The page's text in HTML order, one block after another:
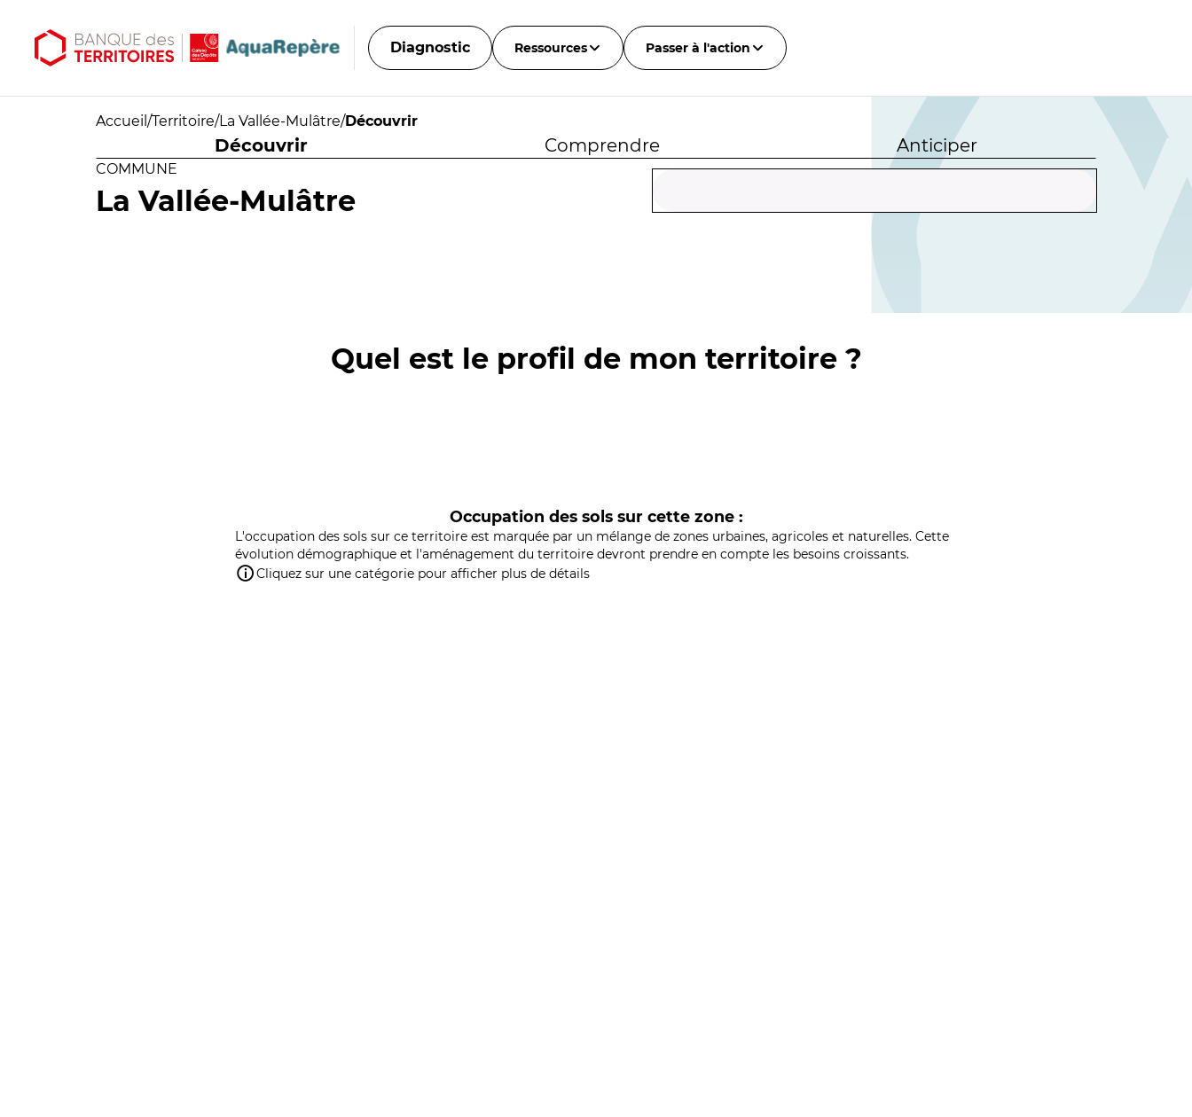
Diagnostic Ressources Passer à l'action
Accueil /Territoire/La Vallée-Mulâtre/Découvrir
Découvrir Comprendre Anticiper
COMMUNE
La Vallée-Mulâtre
Quel est le profil de mon territoire ?
Occupation des sols sur cette zone :
L'occupation des sols sur ce territoire est marquée par un mélange de zones urbaines, agricoles et naturelles. Cette
évolution démographique et l'aménagement du territoire devront prendre en compte les besoins croissants.
Cliquez sur une catégorie pour afficher plus de détails